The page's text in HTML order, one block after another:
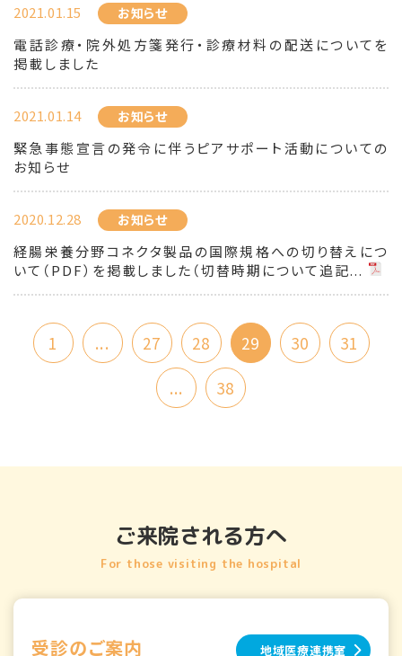
2021.01.15 お知らせ
電話診療・院外処方箋発行・診療材料の配送についてを
掲載しました
2021.01.14 お知らせ
緊急事態宣言の発令に伴うピアサポート活動についての
お知らせ
2020.12.28 お知らせ
経腸栄養分野コネクタ製品の国際規格への切り替えにつ
いて（PDF）を掲載しました（切替時期について追記...
1 ... 27 28 29 30
31
...
38
ご来院される方へ
For those visiting the hospital
受診のご案内 地域医療連携室